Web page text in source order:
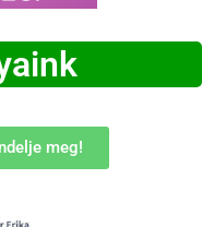
meg!